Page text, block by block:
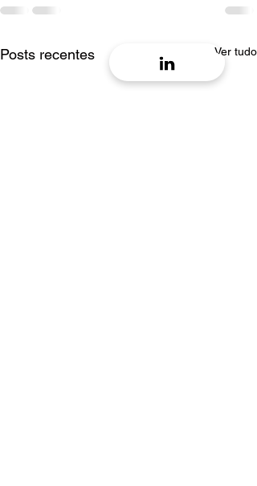
Posts recentes Ver tudo